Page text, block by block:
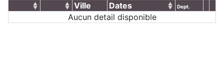
Ville Dates Dept.
Aucun detail disponible